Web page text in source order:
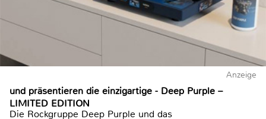
Anzeige
und präsentieren die einzigartige - Deep Purple –
LIMITED EDITION
Die Rockgruppe Deep Purple und das